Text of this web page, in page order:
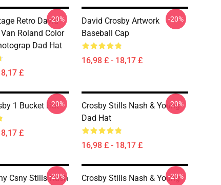
Retro David
Roland Color
Dad Hat
£
-20%
David Crosby Artwork
Baseball Cap
16,98 £ - 18,17 £
-20%
1 Bucket Hat
£
-20%
Crosby Stills Nash & Young
Dad Hat
16,98 £ - 18,17 £
-20%
Csny Stills Nash
-20%
Crosby Stills Nash & Young
-20%